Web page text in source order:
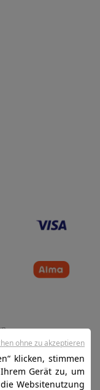
klicken, stimmen
Gerät zu, um
Websitenutzung
ohne zu akzeptieren